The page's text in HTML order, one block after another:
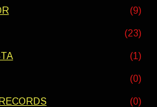
(9)
(23)
(1)
(0)
(0)